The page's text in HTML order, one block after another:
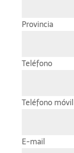
Provincia
Teléfono
Teléfono móvil
E-mail